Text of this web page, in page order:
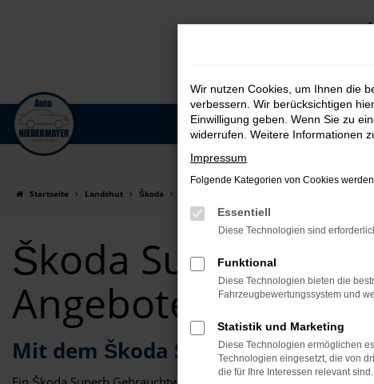
Zum
Hauptinhalt
springen
Startseite Landshut Škoda
Škoda Superb für
Angebote
Mit dem Škoda Superb
Wir nutzen Cookies, um Ihnen die
verbessern. Wir berücksichtigen
Einwilligung geben. Wenn Sie zu
widerrufen. Weitere Informationen
Impressum
Folgende Kategorien von Cookies
Essentiell
Diese Technologien sind
Funktional
Diese Technologien bieten die
Fahrzeugbewertungssystem und
Statistik und Marketing
Diese Technologien ermöglichen
Technologien eingesetzt, die von
die für Ihre Interessen relevant sind.